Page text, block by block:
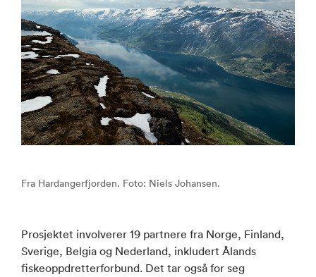
Fra Hardangerfjorden. Foto: Niels Johansen.
Prosjektet involverer 19 partnere fra Norge, Finland,
Sverige, Belgia og Nederland, inkludert Ålands
fiskeoppdretterforbund. Det tar også for seg